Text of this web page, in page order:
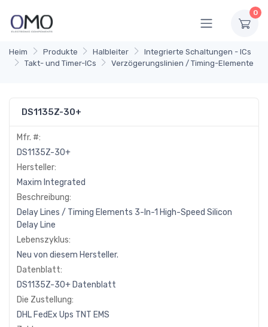
0
Heim Produkte Halbleiter
Integrierte Schaltungen - ICs
Takt- und Timer-ICs
Verzögerungslinien / Timing-Elemente
DS1135Z-30+
Mfr. #:
DS1135Z-30+
Hersteller:
Maxim Integrated
Beschreibung:
Delay Lines / Timing Elements 3-In-1 High-Speed Silicon
Delay Line
Lebenszyklus:
Neu von diesem Hersteller.
Datenblatt:
DS1135Z-30+ Datenblatt
Die Zustellung:
DHL FedEx Ups TNT EMS